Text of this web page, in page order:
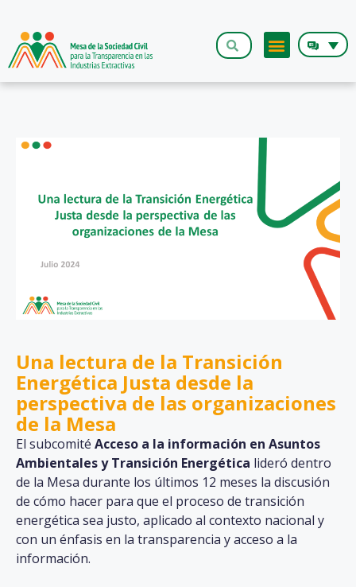
Una lectura de la Transición
Energética Justa desde la
perspectiva de las organizaciones
de la Mesa
El subcomité Acceso a la información en Asuntos
Ambientales y Transición Energética lideró dentro
de la Mesa durante los últimos 12 meses la discusión
de cómo hacer para que el proceso de transición
energética sea justo, aplicado al contexto nacional y
con un énfasis en la transparencia y acceso a la
información.